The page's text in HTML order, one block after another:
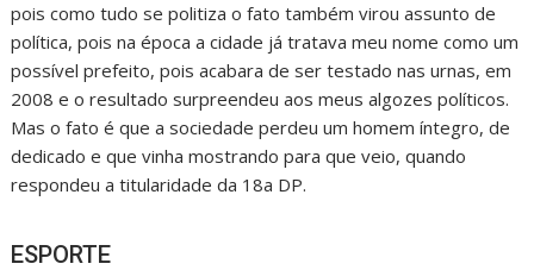
pois como tudo se politiza o fato também virou assunto de
política, pois na época a cidade já tratava meu nome como um
possível prefeito, pois acabara de ser testado nas urnas, em
2008 e o resultado surpreendeu aos meus algozes políticos.
Mas o fato é que a sociedade perdeu um homem íntegro, de
dedicado e que vinha mostrando para que veio, quando
respondeu a titularidade da 18a DP.
ESPORTE